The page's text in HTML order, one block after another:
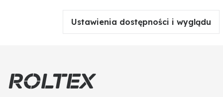
Spannungen und Risse in den Bauteilen zu
verhindern. Die Schrauben und Muttern nicht mit
4500609390
Ustawienia dostępności i wyglądu